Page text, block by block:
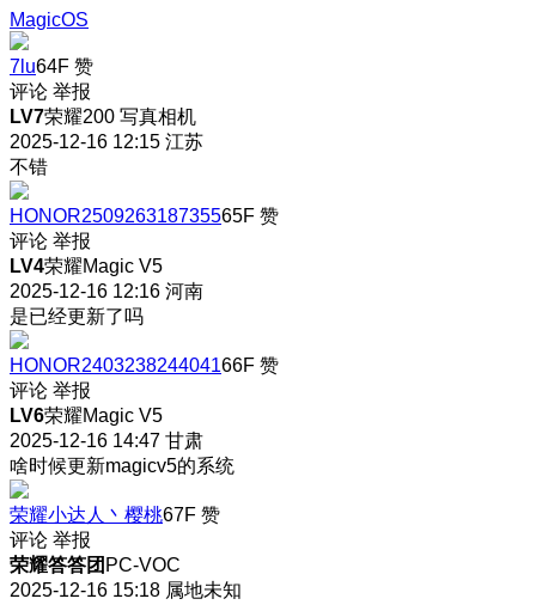
MagicOS
7lu64F 赞
评论 举报
LV7荣耀200 写真相机
2025-12-16 12:15 江苏
不错
HONOR250926318735565F 赞
评论 举报
LV4荣耀Magic V5
2025-12-16 12:16 河南
是已经更新了吗
HONOR240323824404166F 赞
评论 举报
LV6荣耀Magic V5
2025-12-16 14:47 甘肃
啥时候更新magicv5的系统
荣耀小达人丶樱桃67F 赞
评论 举报
荣耀答答团 PC-VOC
2025-12-16 15:18 属地未知